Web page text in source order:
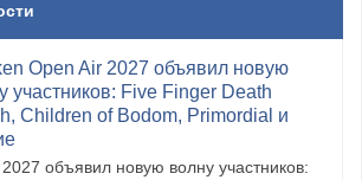
Open Air 2027 объявил новую
участников: Five Finger Death
Children of Bodom, Primordial и
объявил новую волну участников: